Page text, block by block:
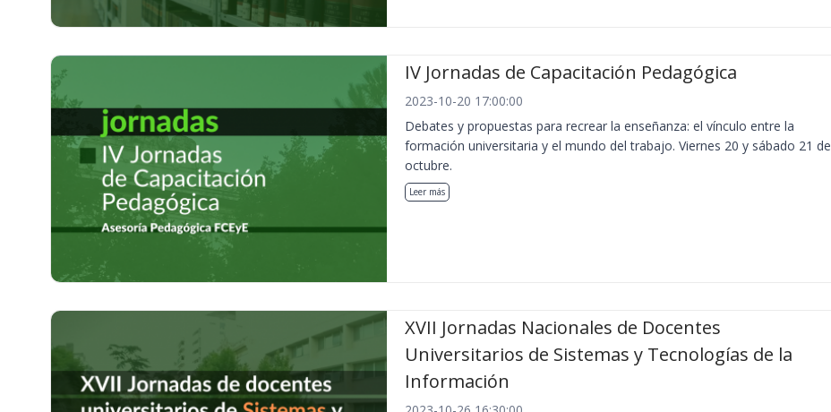
IV Jornadas de Capacitación Pedagógica
2023-10-20 17:00:00
Debates y propuestas para recrear la enseñanza: el vínculo entre la
formación universitaria y el mundo del trabajo. Viernes 20 y sábado 21 de
octubre.
Leer más
XVII Jornadas Nacionales de Docentes
Universitarios de Sistemas y Tecnologías de la
Información